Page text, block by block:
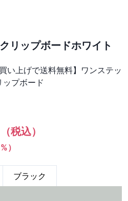
リップボードホワイト
い上げで送料無料】ワンステッ
プボード
（税込）
）
ブラック